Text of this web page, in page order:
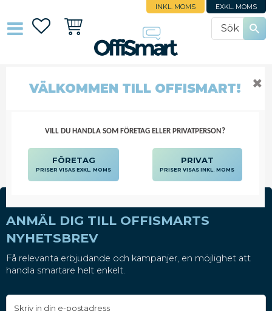
INKL. MOMS EXKL. MOMS
FavoriterKundvagn
DATORRYGGSÄCKAR
ANMÄL DIG TILL OFFISMARTS
NYHETSBREV
Få relevanta erbjudande och kampanjer, en möjlighet att
handla smartare helt enkelt.
VÄLKOMMEN TILL OFFISMART!
VILL DU HANDLA SOM FÖRETAG ELLER PRIVATPERSON?
FÖRETAG
PRISER VISAS EXKL. MOMS
PRIVAT
PRISER VISAS INKL. MOMS
✖